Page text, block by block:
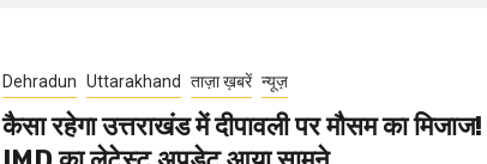
Dehradun Uttarakhand ताज़ा ख़बरें न्यूज़
कैसा रहेगा उत्तराखंड में दीपावली पर मौसम का मिजाज!